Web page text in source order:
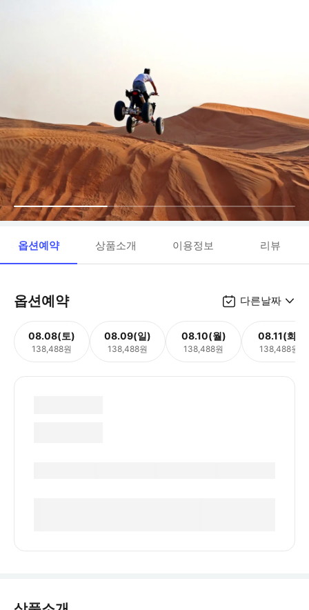
옵션예약 상품소개 이용정보 리뷰
옵션예약 다른날짜
08.08(토)
138,488원
08.09(일)
138,488원
08.10(월)
138,488원
08.11(화)
138,488원